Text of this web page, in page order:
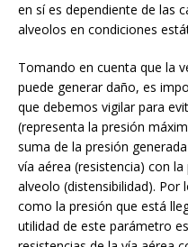
en sí es dependiente de las
alveolos en condiciones
Tomando en cuenta que la
puede generar daño, es
que debemos vigilar para
(representa la presión
suma de la presión
vía aérea (resistencia) con
alveolo (distensibilidad).
como la presión que está
utilidad de este parámetro